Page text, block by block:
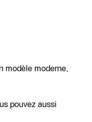
modèle moderne,
pouvez aussi